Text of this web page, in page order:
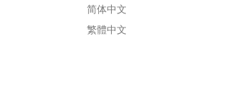
简体中文
繁體中文